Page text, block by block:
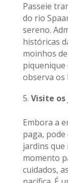
Passeie
do rio
sereno.
históricas
moinhos
observa os
Visite os
Embora a
paga,
jardins que
momento
cuidados,